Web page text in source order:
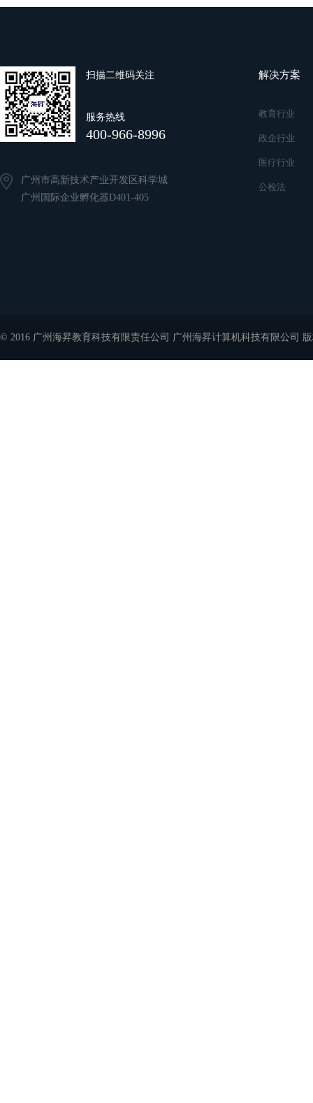
扫描二维码关注
服务热线
400-966-8996
广州市高新技术产业开发区科学城
广州国际企业孵化器D401-405
解决方案
教育行业
政企行业
医疗行业
公检法
© 2016 广州海昇教育科技有限责任公司 广州海昇计算机科技有限公司